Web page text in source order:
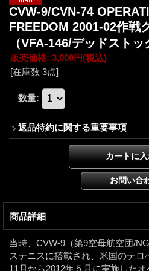
CVW-9/CVN-74
FREEDOM 2001-02作戦
（VFA-146/デッドストッ
販売価格: 3,000円(税込)
[在庫数 3点]
数量:
返品特約に関する重要事項
商品詳細
当時、CVW-9（第9空母航空団/
ステニスに搭載され、米国のテ
11月から2012年５月に実施した